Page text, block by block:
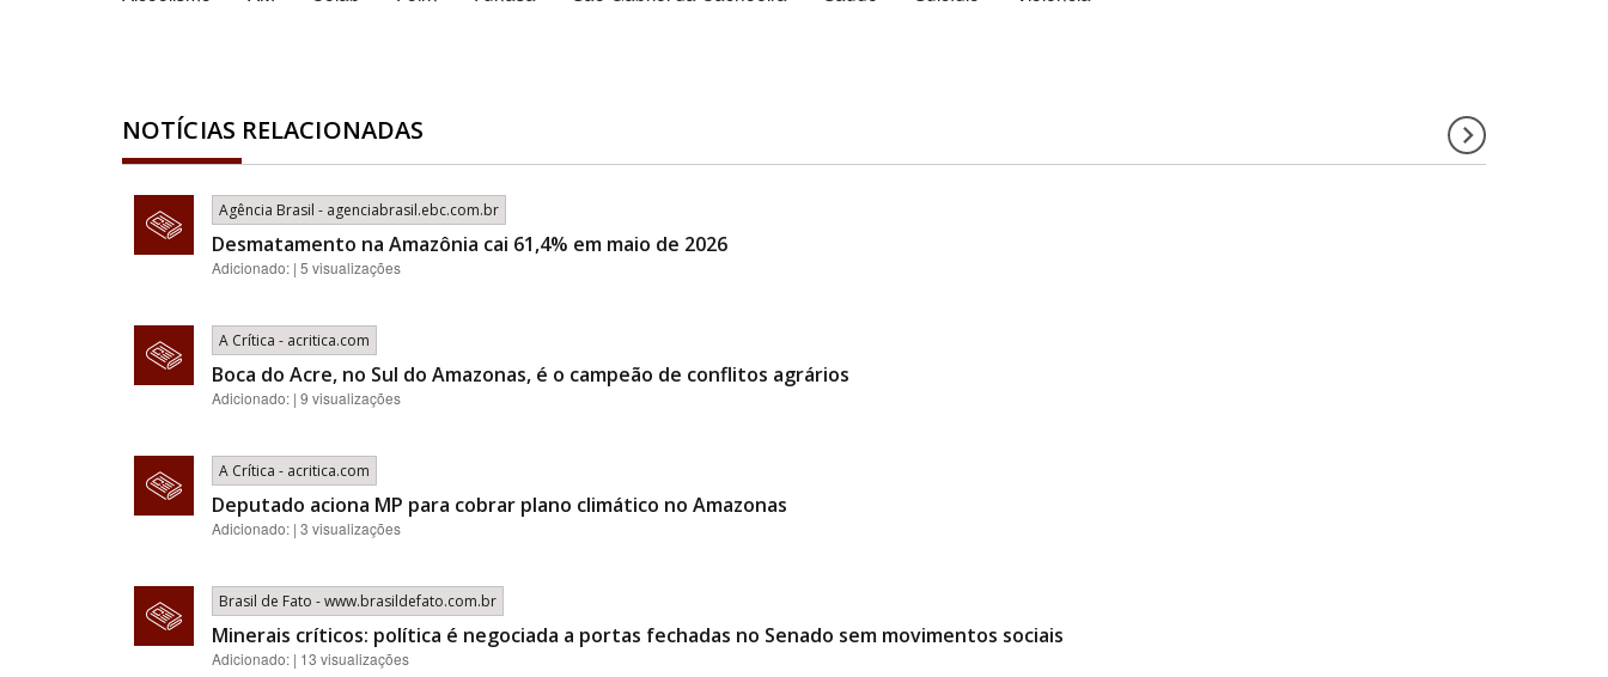
NOTÍCIAS RELACIONADAS
Agência Brasil - agenciabrasil.ebc.com.br
Desmatamento na Amazônia cai 61,4% em maio de 2026
Adicionado: | 5 visualizações
A Crítica - acritica.com
Boca do Acre, no Sul do Amazonas, é o campeão de conflitos agrários
Adicionado: | 9 visualizações
A Crítica - acritica.com
Deputado aciona MP para cobrar plano climático no Amazonas
Adicionado: | 3 visualizações
Brasil de Fato - www.brasildefato.com.br
Minerais críticos: política é negociada a portas fechadas no Senado sem movimentos sociais
Adicionado: | 13 visualizações